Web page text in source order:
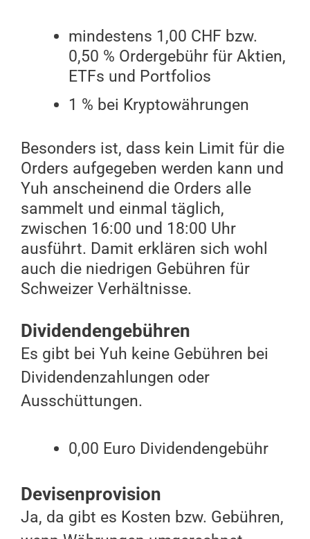
mindestens 1,00 CHF bzw.
0,50 % Ordergebühr für Aktien,
ETFs und Portfolios
1 % bei Kryptowährungen
Besonders ist, dass kein Limit für die
Orders aufgegeben werden kann und
Yuh anscheinend die Orders alle
sammelt und einmal täglich,
zwischen 16:00 und 18:00 Uhr
ausführt. Damit erklären sich wohl
auch die niedrigen Gebühren für
Schweizer Verhältnisse.
Dividendengebühren
Es gibt bei Yuh keine Gebühren bei
Dividendenzahlungen oder
Ausschüttungen.
0,00 Euro Dividendengebühr
Devisenprovision
Ja, da gibt es Kosten bzw. Gebühren,